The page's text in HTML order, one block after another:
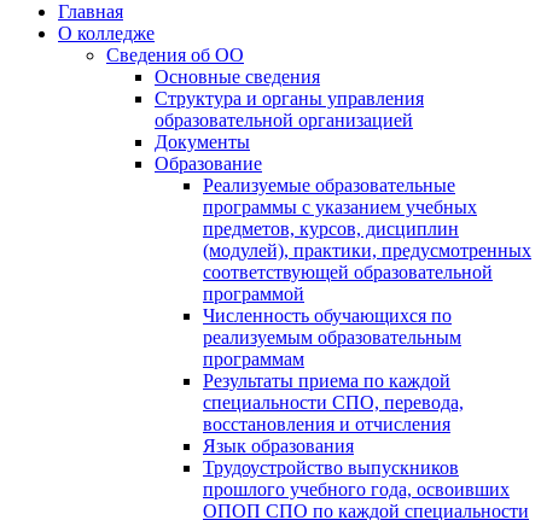
Главная
О колледже
Сведения об ОО
Основные сведения
Структура и органы управления
образовательной организацией
Документы
Образование
Реализуемые образовательные
программы с указанием учебных
предметов, курсов, дисциплин
(модулей), практики, предусмотренных
соответствующей образовательной
программой
Численность обучающихся по
реализуемым образовательным
программам
Результаты приема по каждой
специальности СПО, перевода,
восстановления и отчисления
Язык образования
Трудоустройство выпускников
прошлого учебного года, освоивших
ОПОП СПО по каждой специальности